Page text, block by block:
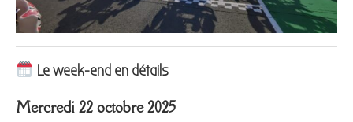
Le week-end en détails
Mercredi 22 octobre 2025